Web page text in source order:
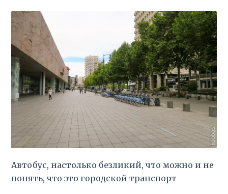
Автобус, настолько безликий, что можно и не
понять, что это городской транспорт